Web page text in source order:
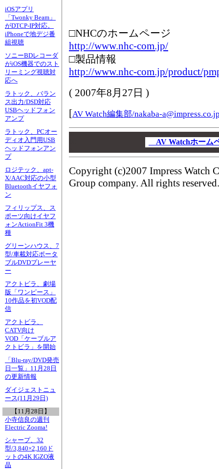
iOSアプリ
「Twonky Beam」
がDTCP-IP対応。
iPhoneで地デジ番
組視聴
ソニーBDレコーダ
がiOS機器でのスト
リーミング視聴対
応へ
ラトック、バラン
ス出力/DSD対応
USBヘッドフォン
アンプ
ラトック、PCオー
ディオ入門用USB
ヘッドフォンアン
プ
ロジテック、apt-
X/AAC対応の小型
Bluetoothイヤフォ
ン
フィリップス、ス
ポーツ向けイヤフ
ォンActionFit 3機
種
グリーンハウス、7
型/車載対応ポータ
ブルDVDプレーヤ
ー
アクトビラ、劇場
版「ワンピース」
10作品を初VOD配
信
アクトビラ、
CATV向け
VOD「ケーブルア
クトビラ」を開始
「Blu-ray/DVD発売
日一覧」11月28日
の更新情報
ダイジェストニュ
ース(11月29日)
【11月28日】
小寺信良の週刊
Electric Zooma!
シャープ、32
型/3,840×2,160ド
ットの4K IGZO液
晶
□NHCのホームページ
http://www.nhc-com.jp/
□製品情報
http://www.nhc-com.jp/product/
( 2007年8月27日 )
[AV Watch編集部/nakaba-
AV Watchホー
Copyright (c)2007 Impress Watch
Group company. All rights reserved.